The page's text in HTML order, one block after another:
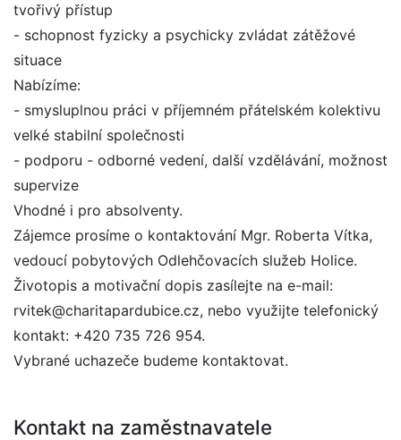
tvořivý přístup
- schopnost fyzicky a psychicky zvládat zátěžové
situace
Nabízíme:
- smysluplnou práci v příjemném přátelském kolektivu
velké stabilní společnosti
- podporu - odborné vedení, další vzdělávání, možnost
supervize
Vhodné i pro absolventy.
Zájemce prosíme o kontaktování Mgr. Roberta Vítka,
vedoucí pobytových Odlehčovacích služeb Holice.
Životopis a motivační dopis zasílejte na e-mail:
rvitek@charitapardubice.cz, nebo využijte telefonický
kontakt: +420 735 726 954.
Vybrané uchazeče budeme kontaktovat.
Kontakt na zaměstnavatele